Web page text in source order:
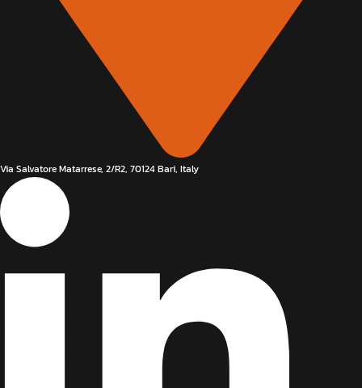
Via Salvatore Matarrese, 2/R2, 70124 Bari, Italy